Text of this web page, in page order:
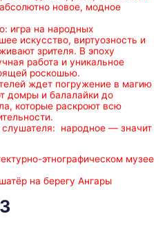
новое, модное
игра на народных
искусство, виртуозность и
зрителя. В эпоху
работа и уникальное
роскошью.
ждет погружение в магию
домры и балалайки до
которые раскроют всю
слушателя: народное — значит
этнографическом музее
на берегу Ангары